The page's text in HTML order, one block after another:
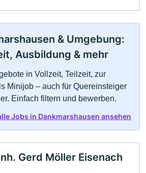
& Umgebung:
Ausbildung & mehr
in Vollzeit, Teilzeit, zur
Minijob – auch für Quereinsteiger
Einfach filtern und bewerben.
Jobs in Dankmarshausen ansehen
Gerd Möller Eisenach